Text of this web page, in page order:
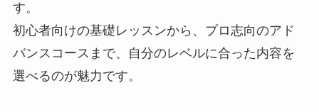
す。
初心者向けの基礎レッスンから、プロ志向のアド
バンスコースまで、自分のレベルに合った内容を
選べるのが魅力です。